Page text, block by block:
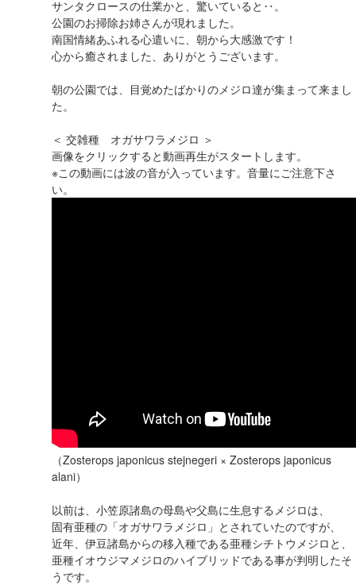
サンタクロースの仕業かと、驚いていると‥。
公園のお掃除お姉さんが現れました。
南国情緒あふれる心遣いに、朝から大感激です！
心から癒されました、ありがとうございます。
朝の公園では、目覚めたばかりのメジロ達が集まって来まし
た。
＜ 交雑種 オガサワラメジロ ＞
画像をクリックすると動画再生がスタートします。
※この動画には波の音が入っています。音量にご注意下さ
い。
（Zosterops japonicus stejnegeri × Zosterops japonicus
alani）
以前は、小笠原諸島の母島や父島に生息するメジロは、
固有亜種の「オガサワラメジロ」とされていたのですが、
近年、伊豆諸島からの移入種である亜種シチトウメジロと、
亜種イオウジマメジロのハイブリッドである事が判明したそ
うです。